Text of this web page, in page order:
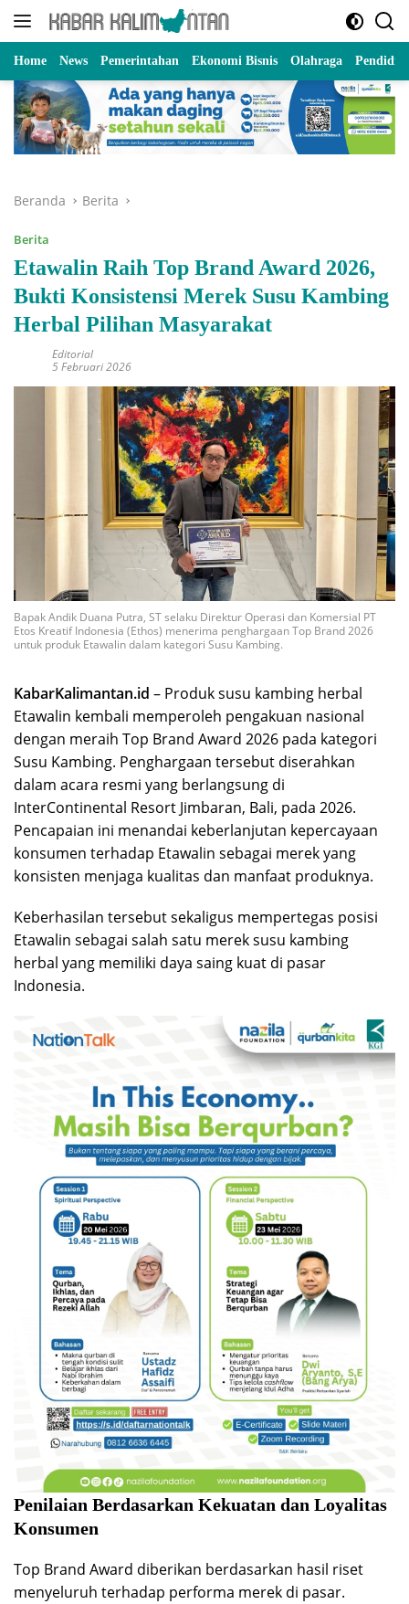
Langsung
Home News Pemerintahan Ekonomi Bisnis Olahraga
Beranda Berita
Berita
Etawalin Raih Top Brand Award 2026,
Bukti Konsistensi Merek Susu Kambing
Herbal Pilihan Masyarakat
Editorial
5 Februari 2026
Bapak Andik Duana Putra, ST selaku Direktur Operasi dan Komersial PT
Etos Kreatif Indonesia (Ethos) menerima penghargaan Top Brand 2026
untuk produk Etawalin dalam kategori Susu Kambing.
KabarKalimantan.id – Produk susu kambing herbal
Etawalin kembali memperoleh pengakuan nasional
dengan meraih Top Brand Award 2026 pada kategori
Susu Kambing. Penghargaan tersebut diserahkan
dalam acara resmi yang berlangsung di
InterContinental Resort Jimbaran, Bali, pada 2026.
Pencapaian ini menandai keberlanjutan kepercayaan
konsumen terhadap Etawalin sebagai merek yang
konsisten menjaga kualitas dan manfaat produknya.
Keberhasilan tersebut sekaligus mempertegas posisi
Etawalin sebagai salah satu merek susu kambing
herbal yang memiliki daya saing kuat di pasar
Indonesia.
Penilaian Berdasarkan Kekuatan dan Loyalitas
Konsumen
Top Brand Award diberikan berdasarkan hasil riset
menyeluruh terhadap performa merek di pasar.